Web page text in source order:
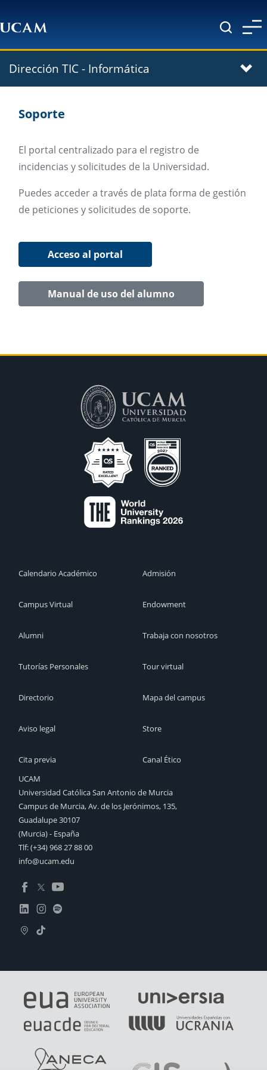
Dirección TIC - Informática
Soporte
El portal centralizado para el registro de
incidencias y solicitudes de la Universidad.
Puedes acceder a través de plata forma de gestión
de peticiones y solicitudes de soporte.
Acceso al portal
Manual de uso del alumno
Calendario Académico
Campus Virtual
Alumni
Tutorías Personales
Directorio
Aviso legal
Cita previa
Admisión
Endowment
Trabaja con nosotros
Tour virtual
Mapa del campus
Store
Canal Ético
UCAM
Universidad Católica San Antonio de Murcia
Campus de Murcia, Av. de los Jerónimos, 135,
Guadalupe 30107
(Murcia) - España
Tlf:(+34) 968 27 88 00
info@ucam.edu